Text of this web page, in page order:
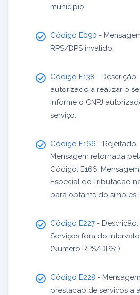
município
Código E090 -
RPS/DPS invalido.
Código E138 - Descrição:
autorizado a realizar o
Informe o CNPJ
serviço.
Código E166 - Rejeitado
Mensagem retornada
Código: E166,
Especial de Tributacao
para optante do simples
Código E227 -
Serviços fora do intervalo
(Numero RPS/DPS: )
Código E228 -
prestacao de servicos a